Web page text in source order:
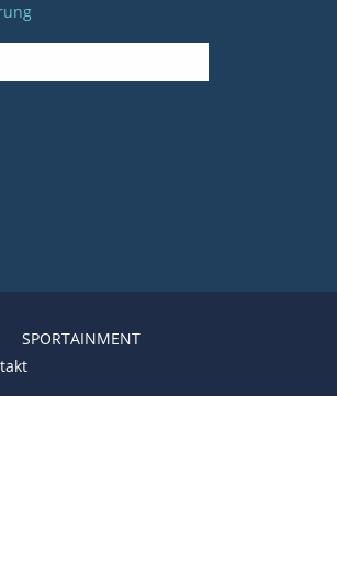
SPORTAINMENT